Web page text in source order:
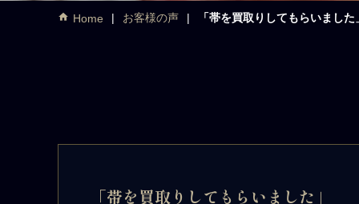
Home お客様の声 「帯を買取りしてもらいました
「帯を買取りしてもらいました」